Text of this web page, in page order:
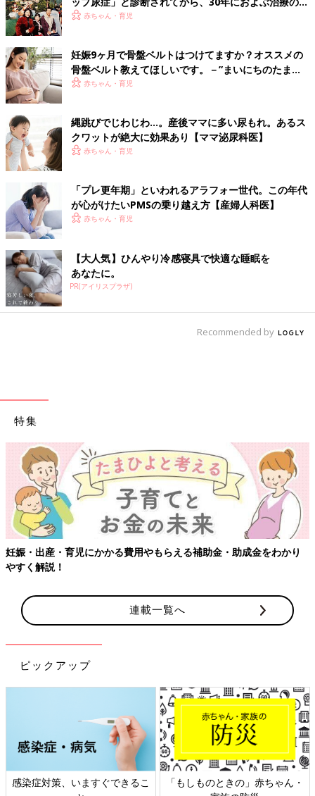
日々を振り返って【体験談】
赤ちゃん・育児
妊娠9ヶ月で骨盤ベルトはつけてますか？オススメの
骨盤ベルト教えてほしいです。－”まいにちのたまひ
よ”の体験談
赤ちゃん・育児
縄跳びでじわじわ…。産後ママに多い尿もれ。あるス
クワットが絶大に効果あり【ママ泌尿科医】
赤ちゃん・育児
「プレ更年期」といわれるアラフォー世代。この年代
が心がけたいPMSの乗り越え方【産婦人科医】
赤ちゃん・育児
【大人気】ひんやり冷感寝具で快適な睡眠を
あなたに。
PR(アイリスプラザ)
Recommended by
特集
費用やもらえる補助金・助成金をわかり 【ワクチン接種できる
連載一覧へ
ピックアップ
ぐできるこ
「もしものときの」赤ちゃん・
日本外来小児科学